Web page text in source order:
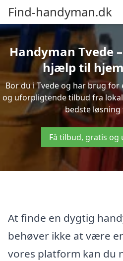
Find-handyman.dk
Handyman Tvede
hjælp til
Bor du i Tvede og har brug for
og uforpligtende tilbud fra
bedste løsning
Få tilbud, gratis
At finde en dygtig
behøver ikke at være
vores platform kan du